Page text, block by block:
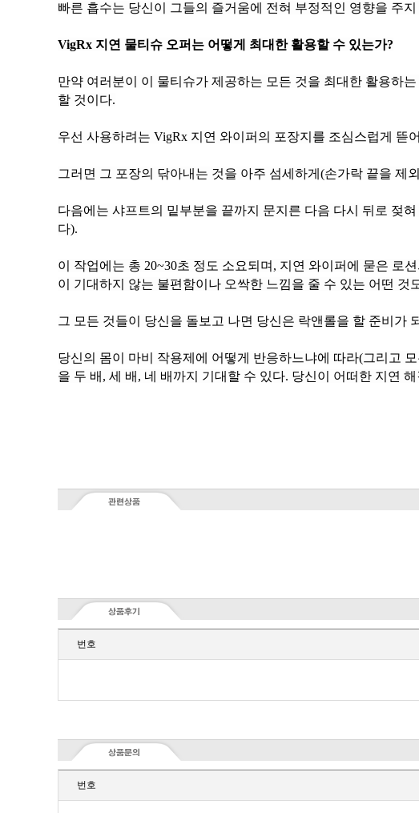
빠른 흡수는 당신이 그들의 즐거움에 전혀 부정적인 영향을 주
VigRx 지연 물티슈 오퍼는 어떻게 최대한 활용할 수 있는가?
할 것이다.
우선 사용하려는 VigRx 지연 와이퍼의 포장지를 조심스럽게 뜯
그러면 그 포장의 닦아내는 것을 아주 섬세하게(손가락 끝을 제
다).
이 기대하지 않는 불편함이나 오싹한 느낌을 줄 수 있는 어떤 것
그 모든 것들이 당신을 돌보고 나면 당신은 락앤롤을 할 준비가
을 두 배, 세 배, 네 배까지 기대할 수 있다. 당신이 어떠한 지연
번호
번호